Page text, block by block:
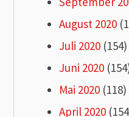
August 2020
Juli 2020 (154)
Juni 2020
Mai 2020 (118)
April 2020